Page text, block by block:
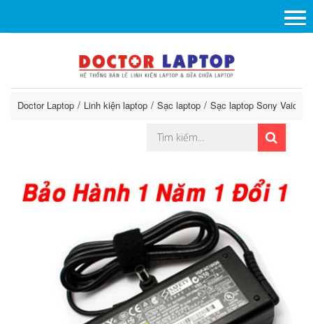
Doctor Laptop Linh kiện laptop Sạc laptop Sạc laptop Sony Vaio